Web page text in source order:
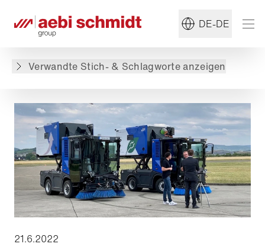
DE-DE
Verwandte Stich- & Schlagworte anzeigen
#Kommunaldienst
21.6.2022